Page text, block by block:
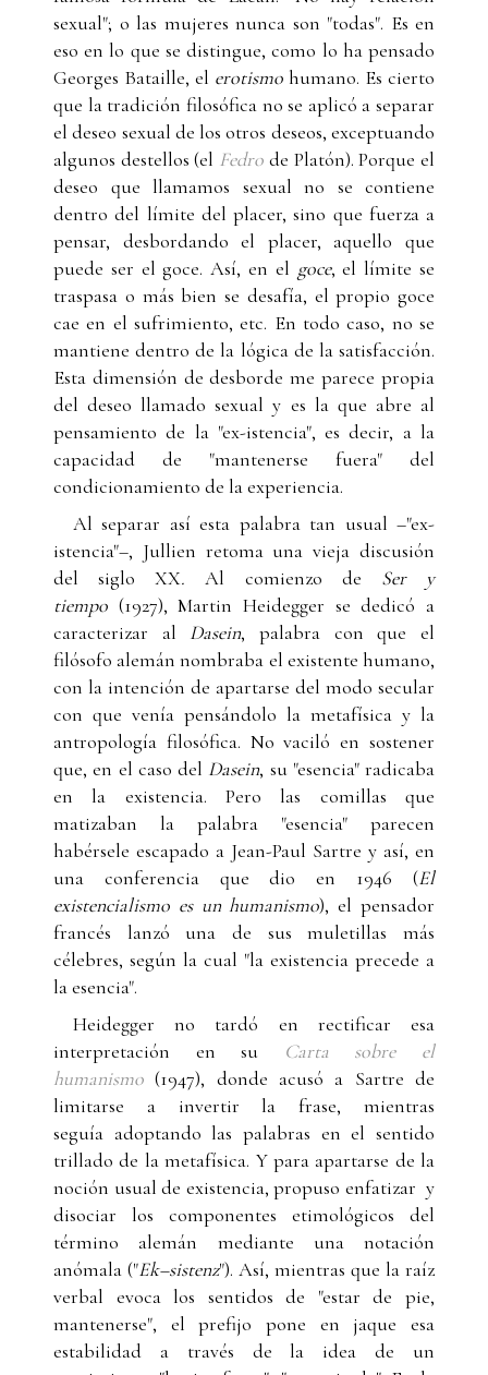
sexual"; o las mujeres nunca son "todas". Es en
eso en lo que se distingue, como lo ha pensado
Georges Bataille, el erotismo humano. Es cierto
que la tradición filosófica no se aplicó a separar
el deseo sexual de los otros deseos, exceptuando
algunos destellos (el Fedro de Platón). Porque el
deseo que llamamos sexual no se contiene
dentro del límite del placer, sino que fuerza a
pensar, desbordando el placer, aquello que
puede ser el goce. Así, en el goce, el límite se
traspasa o más bien se desafía, el propio goce
cae en el sufrimiento, etc. En todo caso, no se
mantiene dentro de la lógica de la satisfacción.
Esta dimensión de desborde me parece propia
del deseo llamado sexual y es la que abre al
pensamiento de la "ex-istencia", es decir, a la
capacidad de "mantenerse fuera" del
condicionamiento de la experiencia.
Al separar así esta palabra tan usual –"ex-
istencia"–, Jullien retoma una vieja discusión
del siglo XX.Al comienzo de Ser y
tiempo (1927), Martin Heidegger se dedicó a
caracterizar al Dasein, palabra con que el
filósofo alemán nombraba el existente humano,
con la intención de apartarse del modo secular
con que venía pensándolo la metafísica y la
antropología filosófica. No vaciló en sostener
que, en el caso del Dasein, su "esencia" radicaba
en la existencia. Pero las comillas que
matizaban la palabra "esencia" parecen
habérsele escapado a Jean-Paul Sartre y así, en
una conferencia que dio en 1946 (El
existencialismo es un humanismo), el pensador
francés lanzó una de sus muletillas más
célebres, según la cual "la existencia precede a
la esencia".
Heidegger no tardó en rectificar esa
interpretación en su Carta sobre el
humanismo(1947), donde acusó a Sartre de
limitarse a invertir la frase, mientras
seguía adoptando las palabras en el sentido
trillado de la metafísica. Y para apartarse de la
noción usual de existencia, propuso enfatizar y
disociar los componentes etimológicos del
término alemán mediante una notación
anómala ("Ek–sistenz"). Así, mientras que la raíz
verbal evoca los sentidos de "estar de pie,
mantenerse", el prefijo pone en jaque esa
estabilidad a través de la idea de un